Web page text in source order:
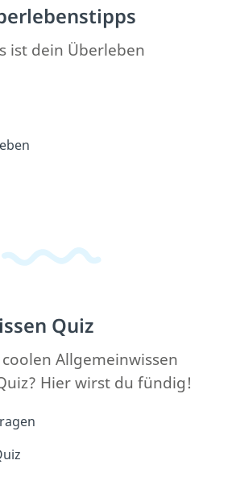
ist dein Überleben
Quiz
Allgemeinwissen
Hier wirst du fündig!